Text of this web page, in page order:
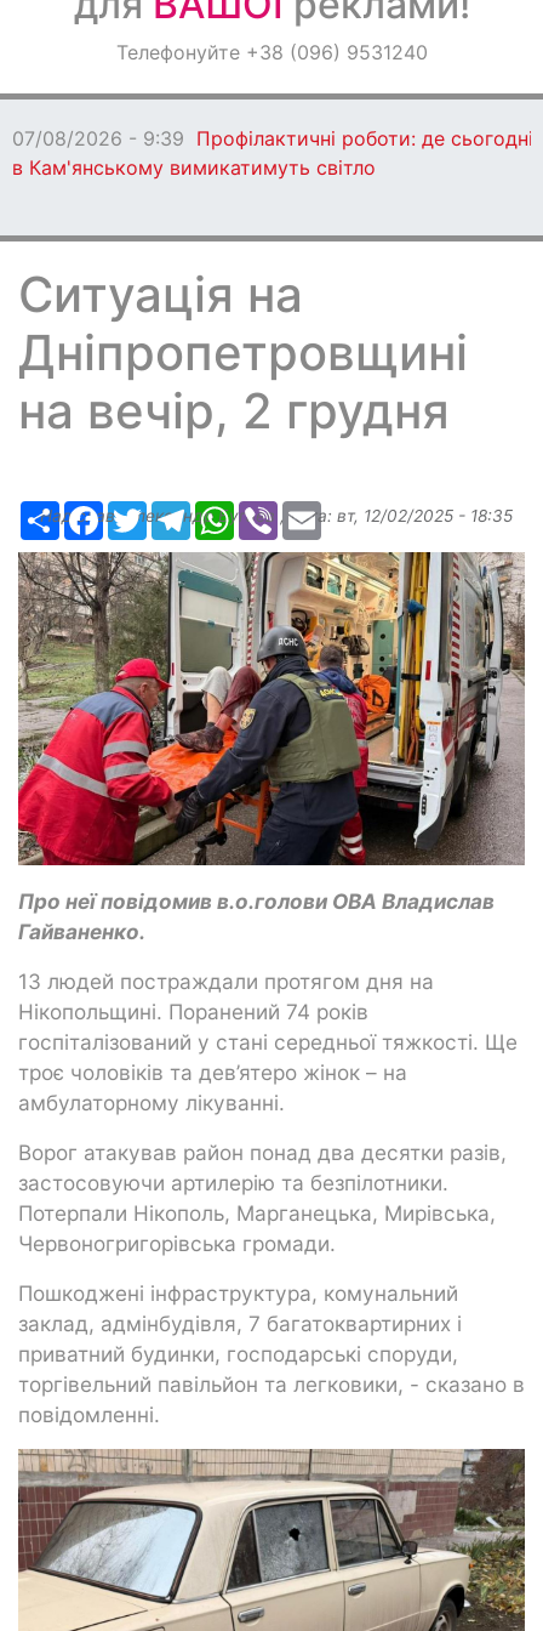
ОголошенняТелефонуйте +38 (096) 9531240
07/08/2026 - 9:39 Профілактичні роботи: де сьогодні
в Кам'янському вимикатимуть світло
Ситуація на
Дніпропетровщині
на вечір, 2 грудня
РесурсFacebook
TwitterTelegramWhatsApp
ViberEmail
Надіслав:Александр Бугаев , дата: вт, 12/02/2025 - 18:35
Про неї повідомив в.о.голови ОВА Владислав
Гайваненко.
13 людей постраждали протягом дня на
Нікопольщині. Поранений 74 років
госпіталізований у стані середньої тяжкості. Ще
троє чоловіків та дев’ятеро жінок – на
амбулаторному лікуванні.
Ворог атакував район понад два десятки разів,
застосовуючи артилерію та безпілотники.
Потерпали Нікополь, Марганецька, Мирівська,
Червоногригорівська громади.
Пошкоджені інфраструктура, комунальний
заклад, адмінбудівля, 7 багатоквартирних і
приватний будинки, господарські споруди,
торгівельний павільйон та легковики, - сказано в
повідомленні.